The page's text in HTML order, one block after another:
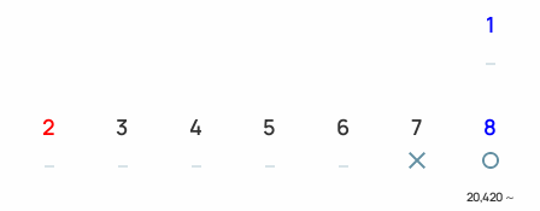
1
2 3 4 5 6 7 8
20,420 ～